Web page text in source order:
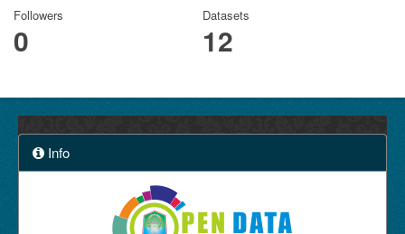
Followers
0
Datasets
12
Info